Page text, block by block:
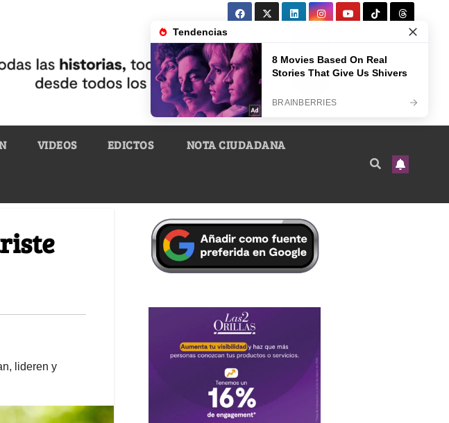
VIDEOS EDICTOS NOTA CIUDADANA
lideren y